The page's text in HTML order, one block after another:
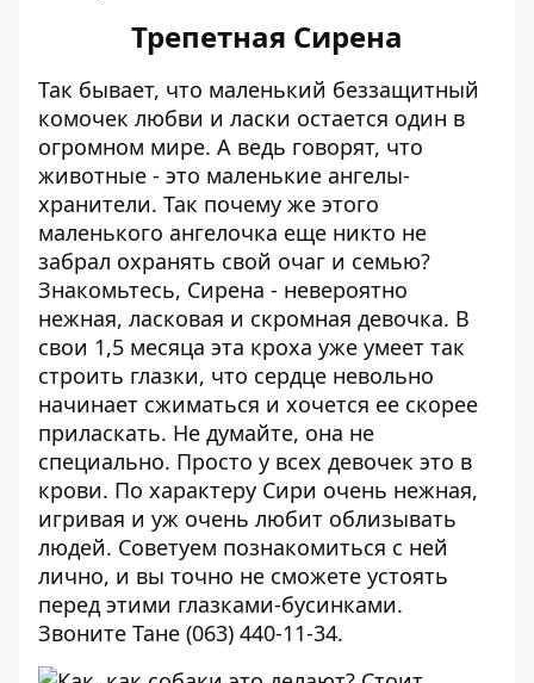
Трепетная Сирена
Так бывает, что маленький беззащитный
комочек любви и ласки остается один в
огромном мире. А ведь говорят, что
животные - это маленькие ангелы-
хранители. Так почему же этого
маленького ангелочка еще никто не
забрал охранять свой очаг и семью?
Знакомьтесь, Сирена - невероятно
нежная, ласковая и скромная девочка. В
свои 1,5 месяца эта кроха уже умеет так
строить глазки, что сердце невольно
начинает сжиматься и хочется ее скорее
приласкать. Не думайте, она не
специально. Просто у всех девочек это в
крови. По характеру Сири очень нежная,
игривая и уж очень любит облизывать
людей. Советуем познакомиться с ней
лично, и вы точно не сможете устоять
перед этими глазками-бусинками.
Звоните Тане (063) 440-11-34.